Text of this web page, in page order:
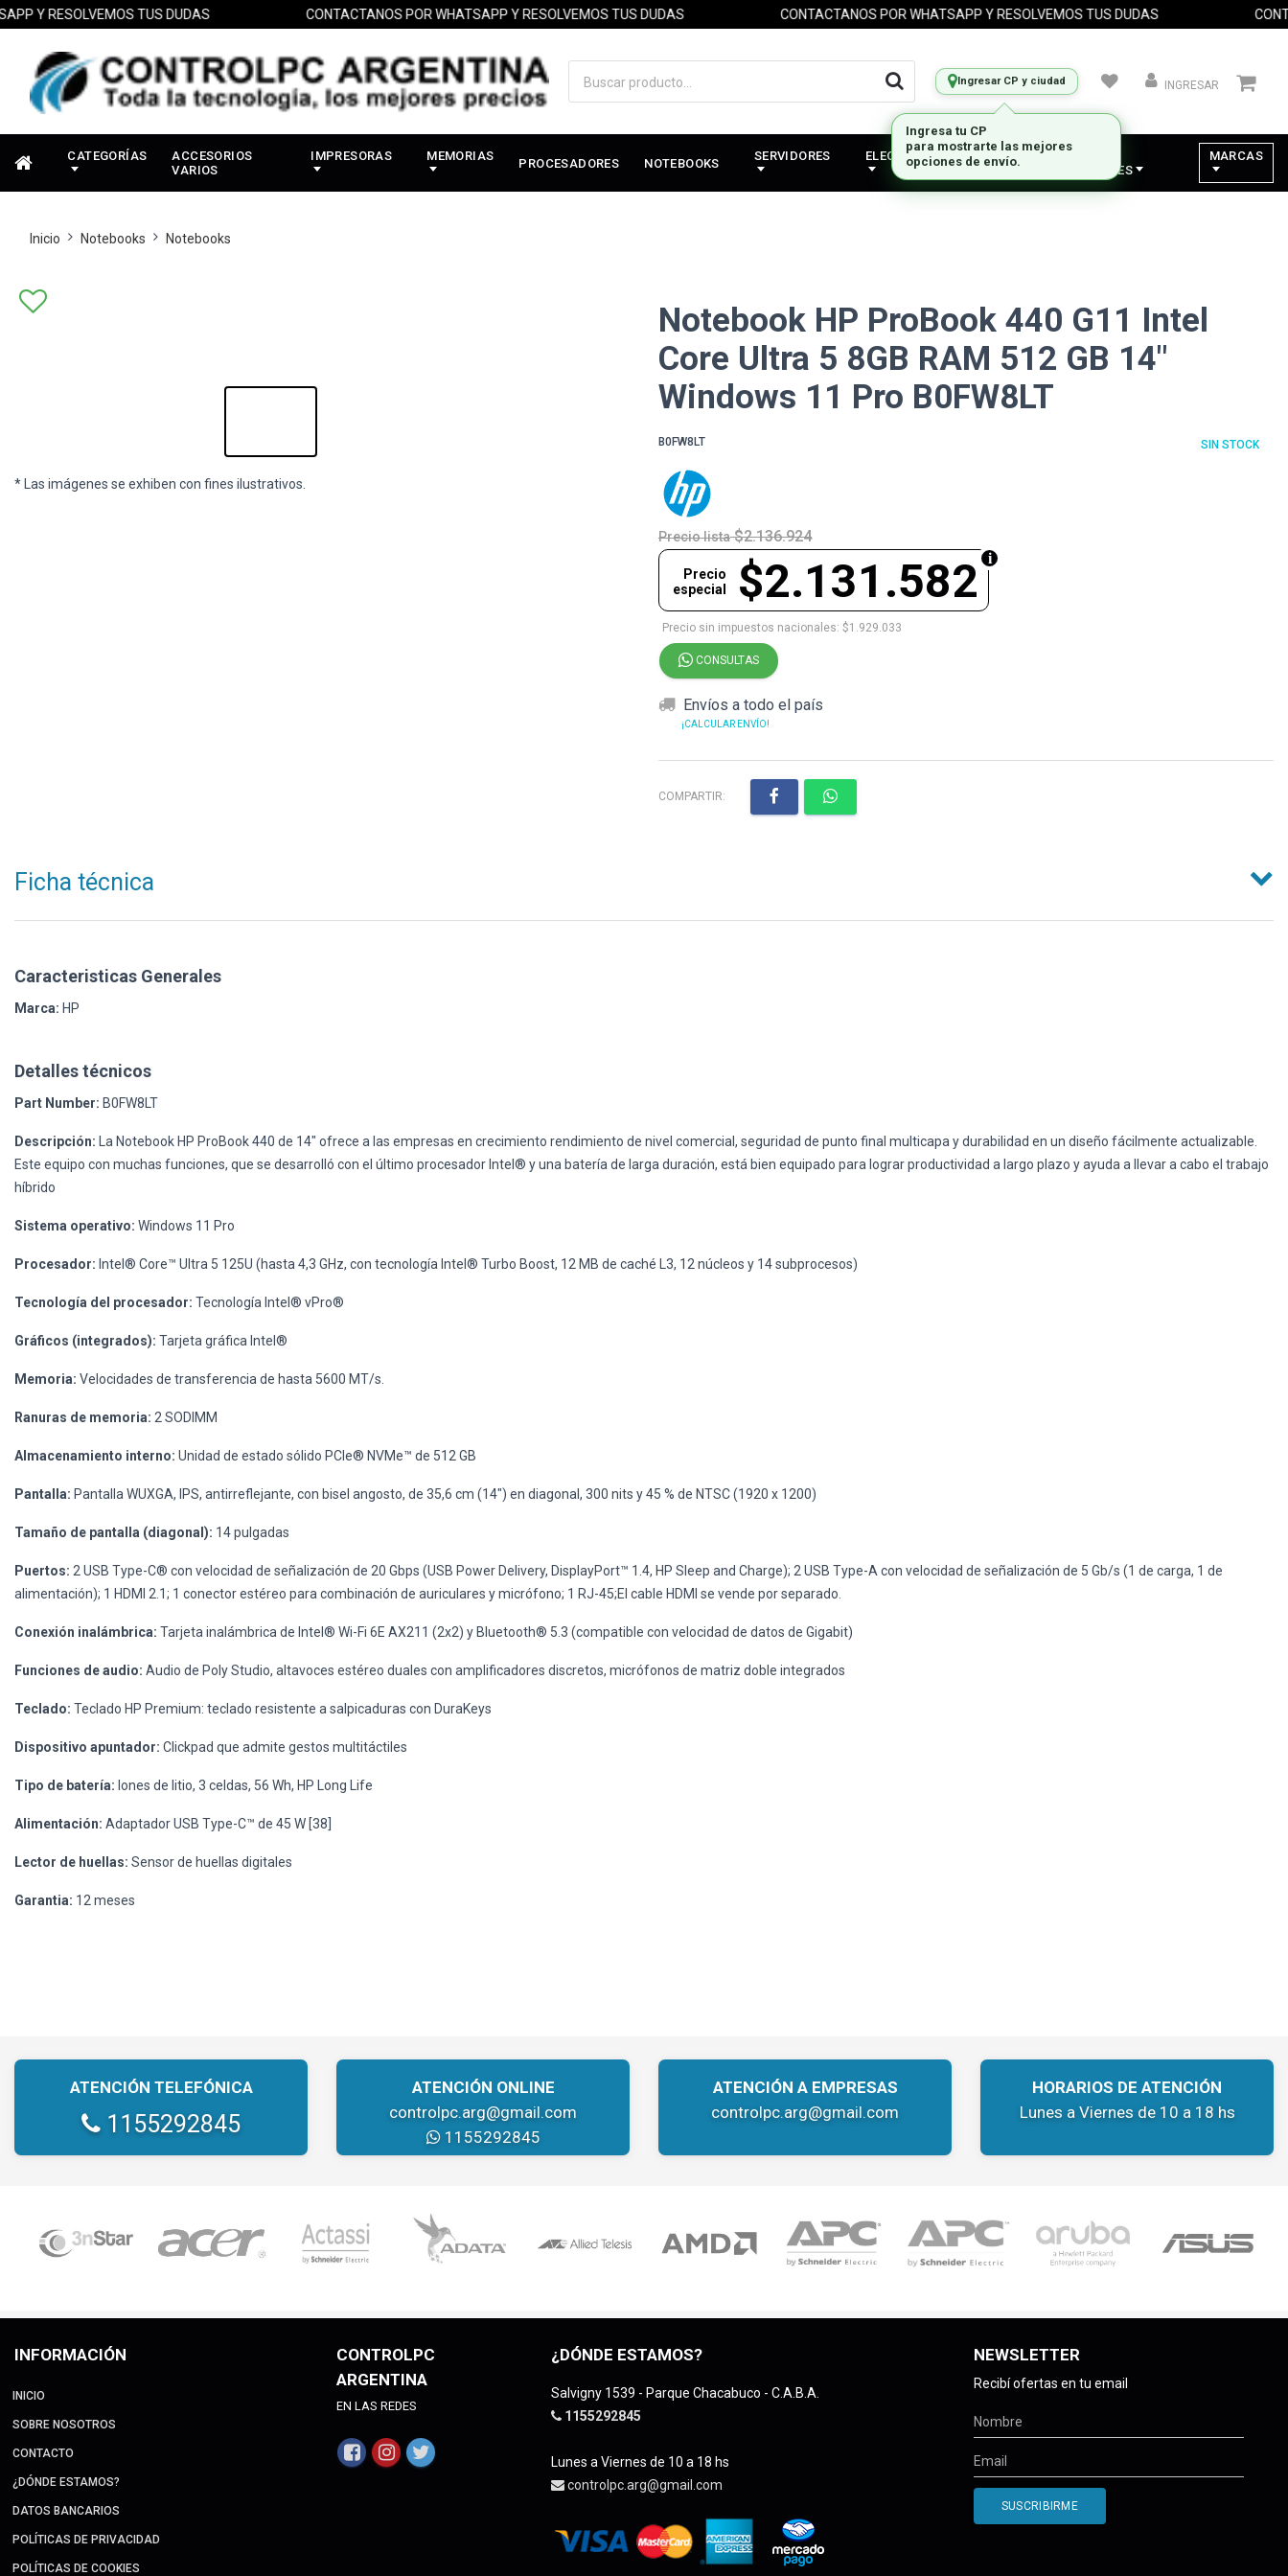
Y RESOLVEMOS TUS DUDAS CONTACTANOS POR WHATSAPP Y RESOLVEMOS TUS DUDAS CONTACTANOS POR WHATSAPP Y RESOLVEMOS TUS DUDAS
Ingresar CP y ciudad INGRESAR
CATEGORÍAS
ACCESORIOS
VARIOS
IMPRESORAS MEMORIAS PROCESADORES NOTEBOOKS SERVIDORES ELECTRODOMESTICOS
VARIOS -
COMPONENTES
MARCAS
Inicio Notebooks Notebooks
* Las imágenes se exhiben con fines ilustrativos.
Notebook HP ProBook 440 G11 Intel
Core Ultra 5 8GB RAM 512 GB 14"
Windows 11 Pro B0FW8LT
B0FW8LT SIN STOCK
Precio lista $2.136.924
$2.131.582
Precio
especial
Precio sin impuestos nacionales: $1.929.033
CONSULTAS
Envíos a todo el país
¡CALCULAR ENVÍO!
COMPARTIR:
Ficha técnica
Caracteristicas Generales
Marca: HP
Detalles técnicos
Part Number: B0FW8LT
Descripción: La Notebook HP ProBook 440 de 14" ofrece a las empresas en crecimiento rendimiento de nivel comercial, seguridad de punto final multicapa y durabilidad en un diseño fácilmente actualizable.
Este equipo con muchas funciones, que se desarrolló con el último procesador Intel® y una batería de larga duración, está bien equipado para lograr productividad a largo plazo y ayuda a llevar a cabo el trabajo
híbrido
Sistema operativo: Windows 11 Pro
Procesador: Intel® Core™ Ultra 5 125U (hasta 4,3 GHz, con tecnología Intel® Turbo Boost, 12 MB de caché L3, 12 núcleos y 14 subprocesos)
Tecnología del procesador: Tecnología Intel® vPro®
Gráficos (integrados): Tarjeta gráfica Intel®
Memoria: Velocidades de transferencia de hasta 5600 MT/s.
Ranuras de memoria: 2 SODIMM
Almacenamiento interno: Unidad de estado sólido PCIe® NVMe™ de 512 GB
Pantalla: Pantalla WUXGA, IPS, antirreflejante, con bisel angosto, de 35,6 cm (14") en diagonal, 300 nits y 45 % de NTSC (1920 x 1200)
Tamaño de pantalla (diagonal): 14 pulgadas
Puertos: 2 USB Type-C® con velocidad de señalización de 20 Gbps (USB Power Delivery, DisplayPort™ 1.4, HP Sleep and Charge); 2 USB Type-A con velocidad de señalización de 5 Gb/s (1 de carga, 1 de
alimentación); 1 HDMI 2.1; 1 conector estéreo para combinación de auriculares y micrófono; 1 RJ-45;El cable HDMI se vende por separado.
Conexión inalámbrica: Tarjeta inalámbrica de Intel® Wi-Fi 6E AX211 (2x2) y Bluetooth® 5.3 (compatible con velocidad de datos de Gigabit)
Funciones de audio: Audio de Poly Studio, altavoces estéreo duales con amplificadores discretos, micrófonos de matriz doble integrados
Teclado: Teclado HP Premium: teclado resistente a salpicaduras con DuraKeys
Dispositivo apuntador: Clickpad que admite gestos multitáctiles
Tipo de batería: Iones de litio, 3 celdas, 56 Wh, HP Long Life
Alimentación: Adaptador USB Type-C™ de 45 W [38]
Lector de huellas: Sensor de huellas digitales
Garantia: 12 meses
ATENCIÓN TELEFÓNICA
1155292845
ATENCIÓN ONLINE
controlpc.arg@gmail.com
1155292845
ATENCIÓN A EMPRESAS
controlpc.arg@gmail.com
HORARIOS DE ATENCIÓN
Lunes a Viernes de 10 a 18 hs
INFORMACIÓN
INICIO
SOBRE NOSOTROS
CONTACTO
¿DÓNDE ESTAMOS?
DATOS BANCARIOS
POLÍTICAS DE PRIVACIDAD
POLÍTICAS DE COOKIES
CONTROLPC
ARGENTINA
EN LAS REDES
¿DÓNDE ESTAMOS?
Salvigny 1539 - Parque Chacabuco - C.A.B.A.
1155292845
Lunes a Viernes de 10 a 18 hs
controlpc.arg@gmail.com
NEWSLETTER
Recibí ofertas en tu email
Ingresa tu CP
para mostrarte las mejores
opciones de envío.